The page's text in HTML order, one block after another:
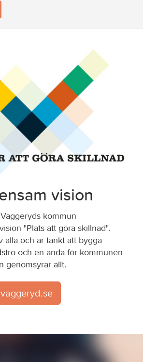
vision
kommun
"Plats att göra skillnad".
alla och är tänkt att bygga
och en anda för kommunen
genomsyrar allt.